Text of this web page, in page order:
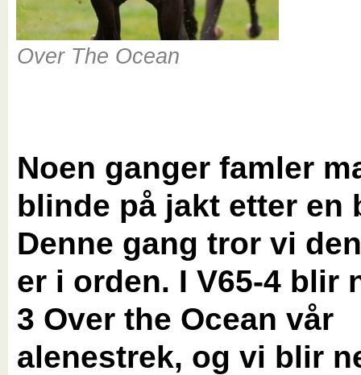
Over The Ocean
Noen ganger famler
blinde på jakt etter en
Denne gang tror vi
er i orden. I V65-4 blir
3 Over the Ocean vår
alenestrek, og vi blir